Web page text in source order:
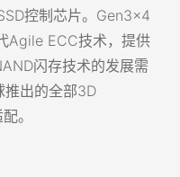
控制芯片。Gen3x4
Agile ECC技术，提供
闪存技术的发展需
推出的全部3D
。